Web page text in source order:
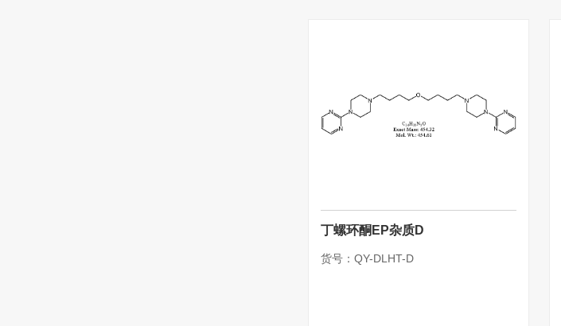
丁螺环酮EP杂质D
货号：QY-DLHT-D